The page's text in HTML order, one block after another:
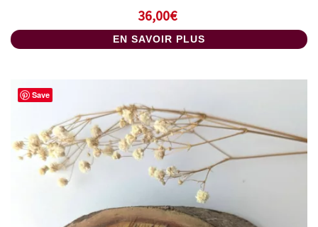
36,00€
EN SAVOIR PLUS
Save